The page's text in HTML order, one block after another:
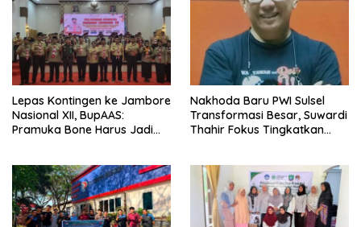
Lepas Kontingen ke Jambore
Nasional XII, BupAAS:
Pramuka Bone Harus Jadi
Nakhoda Baru PWI Sulsel
Transformasi Besar, Suwardi
Thahir Fokus Tingkatkan